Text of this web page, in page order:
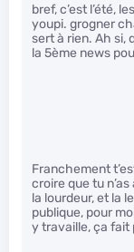
bref, c’est l’été,
youpi. grogner
sert à rien. Ah si,
la 5ème news
Franchement
croire que tu
la lourdeur, et la
publique, pour
y travaille, ça fait